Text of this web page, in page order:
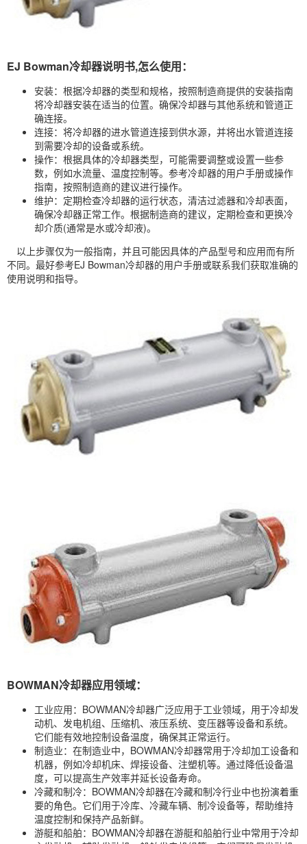
EJ Bowman冷却器说明书,怎么使用：
安装：根据冷却器的类型和规格，按照制造商提供的安装指南
将冷却器安装在适当的位置。确保冷却器与其他系统和管道正
确连接。
连接：将冷却器的进水管道连接到供水源，并将出水管道连接
到需要冷却的设备或系统。
操作：根据具体的冷却器类型，可能需要调整或设置一些参
数，例如水流量、温度控制等。参考冷却器的用户手册或操作
指南，按照制造商的建议进行操作。
维护：定期检查冷却器的运行状态，清洁过滤器和冷却表面，
确保冷却器正常工作。根据制造商的建议，定期检查和更换冷
却介质(通常是水或冷却液)。
以上步骤仅为一般指南，并且可能因具体的产品型号和应用而有所
不同。最好参考EJ Bowman冷却器的用户手册或联系我们获取准确的
使用说明和指导。
BOWMAN冷却器应用领域：
工业应用：BOWMAN冷却器广泛应用于工业领域，用于冷却发
动机、发电机组、压缩机、液压系统、变压器等设备和系统。
它们能有效地控制设备温度，确保其正常运行。
制造业：在制造业中，BOWMAN冷却器常用于冷却加工设备和
机器，例如冷却机床、焊接设备、注塑机等。通过降低设备温
度，可以提高生产效率并延长设备寿命。
冷藏和制冷：BOWMAN冷却器在冷藏和制冷行业中也扮演着重
要的角色。它们用于冷库、冷藏车辆、制冷设备等，帮助维持
温度控制和保持产品新鲜。
游艇和船舶：BOWMAN冷却器在游艇和船舶行业中常用于冷却